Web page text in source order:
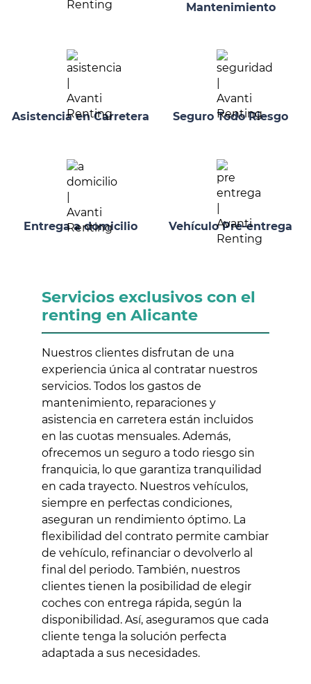
Mantenimiento
Asistencia en Carretera Seguro Todo Riesgo
Entrega a domicilio Vehículo Pre-entrega
Servicios exclusivos con el
renting en Alicante
Nuestros clientes disfrutan de una
experiencia única al contratar nuestros
servicios. Todos los gastos de
mantenimiento, reparaciones y
asistencia en carretera están incluidos
en las cuotas mensuales. Además,
ofrecemos un seguro a todo riesgo sin
franquicia, lo que garantiza tranquilidad
en cada trayecto. Nuestros vehículos,
siempre en perfectas condiciones,
aseguran un rendimiento óptimo. La
flexibilidad del contrato permite cambiar
de vehículo, refinanciar o devolverlo al
final del periodo. También, nuestros
clientes tienen la posibilidad de elegir
coches con entrega rápida, según la
disponibilidad. Así, aseguramos que cada
cliente tenga la solución perfecta
adaptada a sus necesidades.